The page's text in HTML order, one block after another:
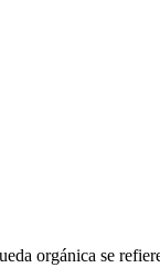
orgánica se